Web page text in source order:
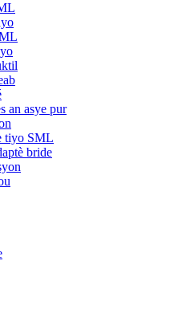
an asye pur
tiyo SML
bride